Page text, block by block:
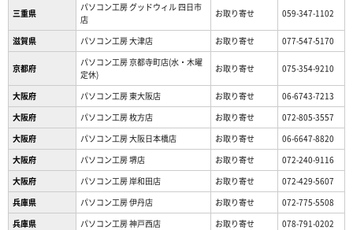
三重県
パソコン工房 グッドウィル 四日市
店
お取り寄せ 059-347-1102
滋賀県 パソコン工房 大津店 お取り寄せ 077-547-5170
京都府
パソコン工房 京都寺町店(水・木曜
定休)
お取り寄せ 075-354-9210
大阪府 パソコン工房 東大阪店 お取り寄せ
06-6743-7213
大阪府
パソコン工房 枚方店 お取り寄せ
072-805-3557
大阪府
パソコン工房 大阪日本橋店 お取り寄せ
06-6647-8820
大阪府
パソコン工房 堺店 お取り寄せ
072-240-9116
大阪府
パソコン工房 岸和田店 お取り寄せ
072-429-5607
兵庫県
パソコン工房 伊丹店 お取り寄せ
072-775-5508
兵庫県
パソコン工房 神戸西店 お取り寄せ
078-791-0202